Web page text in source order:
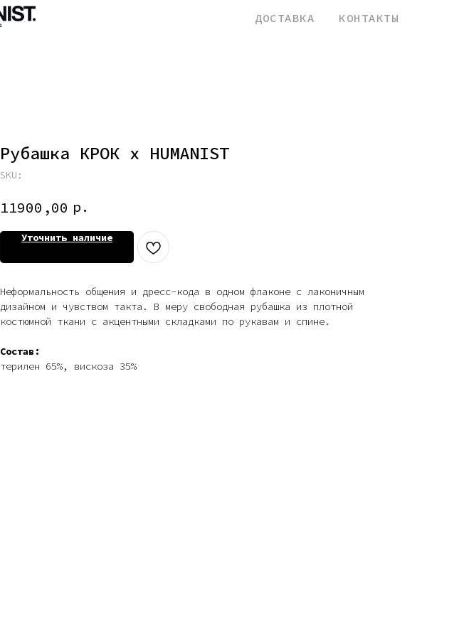
ДОСТАВКА КОНТАКТЫ
назад
Рубашка КРОК x HUMANIST
SKU:
11900,00 р.
Уточнить наличие
Неформальность общения и дресс-кода в одном флаконе с лаконичным
дизайном и чувством такта. В меру свободная рубашка из плотной
костюмной ткани с акцентными складками по рукавам и спине.
Состав:
терилен 65%, вискоза 35%